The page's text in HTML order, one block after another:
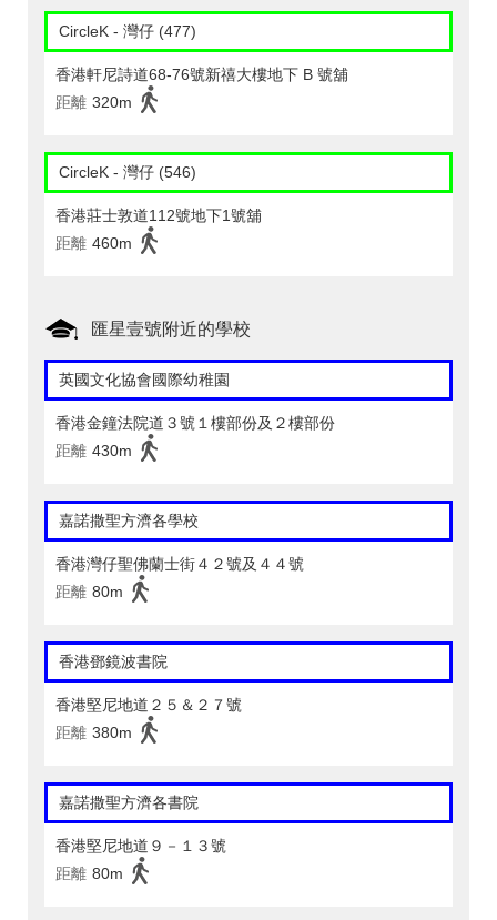
CircleK - 灣仔 (477)
香港軒尼詩道68-76號新禧大樓地下 B 號舖
距離 320m
CircleK - 灣仔 (546)
香港莊士敦道112號地下1號舖
距離 460m
匯星壹號附近的學校
英國文化協會國際幼稚園
香港金鐘法院道３號１樓部份及２樓部份
距離 430m
嘉諾撒聖方濟各學校
香港灣仔聖佛蘭士街４２號及４４號
距離 80m
香港鄧鏡波書院
香港堅尼地道２５＆２７號
距離 380m
嘉諾撒聖方濟各書院
香港堅尼地道９－１３號
距離 80m